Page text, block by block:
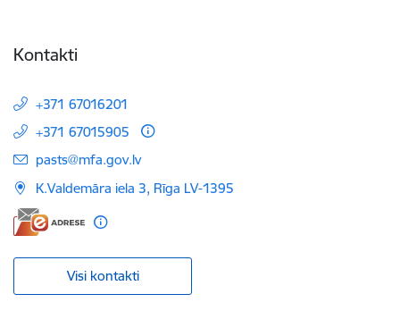
Kontakti
+371 67016201
+371 67015905
E-pasts:
pasts@mfa.gov.lv
K.Valdemāra iela 3, Rīga LV-1395
Visi kontakti